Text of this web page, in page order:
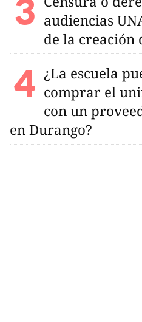
audiencias
de la creación
¿La escuela
comprar el
con un
en Durango?